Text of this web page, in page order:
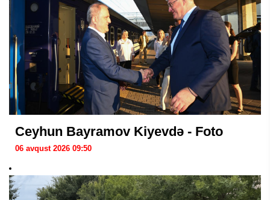
Ceyhun Bayramov Kiyevdə - Foto
06 avqust 2026 09:50